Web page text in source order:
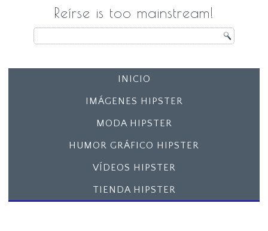
Reírse is too mainstream!
INICIO
IMÁGENES HIPSTER
MODA HIPSTER
HUMOR GRÁFICO HIPSTER
VÍDEOS HIPSTER
TIENDA HIPSTER